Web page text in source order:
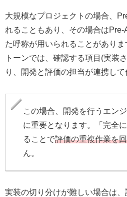
大規模なプロジェクトの場合、
れることもあり、その場合は
た呼称が用いられることがあり
トーンでは、確認する項目(実装
り、開発と評価の担当が連携して
この場合、開発を行うエン
に重要となります。「完全
ることで評価の重複作業を
ん。
実装の切り分けが難しい場合は